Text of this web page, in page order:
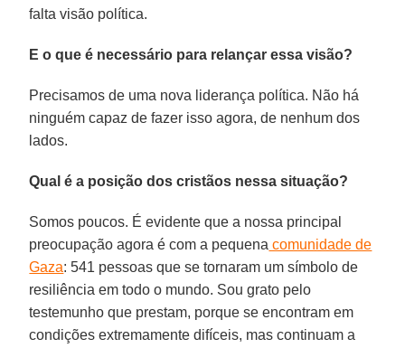
falta visão política.
E o que é necessário para relançar essa visão?
Precisamos de uma nova liderança política. Não há
ninguém capaz de fazer isso agora, de nenhum dos
lados.
Qual é a posição dos cristãos nessa situação?
Somos poucos. É evidente que a nossa principal
preocupação agora é com a pequena comunidade de
Gaza: 541 pessoas que se tornaram um símbolo de
resiliência em todo o mundo. Sou grato pelo
testemunho que prestam, porque se encontram em
condições extremamente difíceis, mas continuam a